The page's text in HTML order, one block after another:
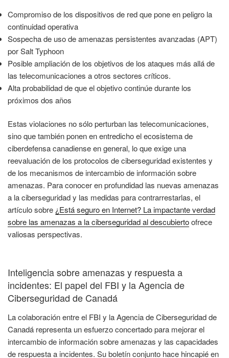
Compromiso de los dispositivos de red que pone en peligro la
continuidad operativa
Sospecha de uso de amenazas persistentes avanzadas (APT)
por Salt Typhoon
Posible ampliación de los objetivos de los ataques más allá de
las telecomunicaciones a otros sectores críticos.
Alta probabilidad de que el objetivo continúe durante los
próximos dos años
Estas violaciones no sólo perturban las telecomunicaciones,
sino que también ponen en entredicho el ecosistema de
ciberdefensa canadiense en general, lo que exige una
reevaluación de los protocolos de ciberseguridad existentes y
de los mecanismos de intercambio de información sobre
amenazas. Para conocer en profundidad las nuevas amenazas
a la ciberseguridad y las medidas para contrarrestarlas, el
artículo sobre ¿Está seguro en Internet? La impactante verdad
sobre las amenazas a la ciberseguridad al descubiertoofrece
valiosas perspectivas.
Inteligencia sobre amenazas y respuesta a
incidentes: El papel del FBI y la Agencia de
Ciberseguridad de Canadá
La colaboración entre el FBI y la Agencia de Ciberseguridad de
Canadá representa un esfuerzo concertado para mejorar el
intercambio de información sobre amenazas y las capacidades
de respuesta a incidentes. Su boletín conjunto hace hincapié en